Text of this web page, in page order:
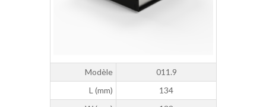
Modèle
011.9
L (mm)
134